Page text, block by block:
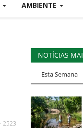
AMBIENTE
2523
NOTÍCIAS
Esta Semana